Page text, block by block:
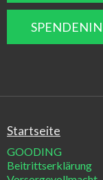
Startseite
GOODING
Beitrittserklärung